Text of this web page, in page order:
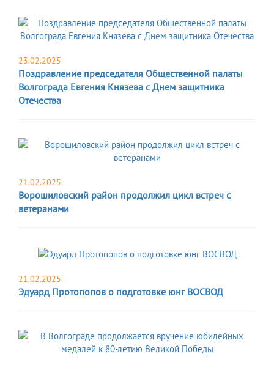
23.02.2025
Поздравление председателя Общественной палаты
Волгограда Евгения Князева с Днем защитника
Отечества
21.02.2025
Ворошиловский район продолжил цикл встреч с
ветеранами
21.02.2025
Эдуард Протопопов о подготовке юнг ВОСВОД